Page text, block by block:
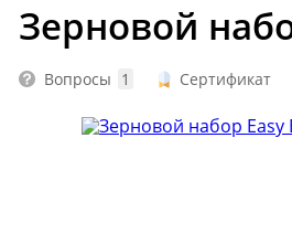
Копчение и колбасы
Консервирование
Дубовые бочки и кадки
Зерновой
Вопросы 1 Сертификат